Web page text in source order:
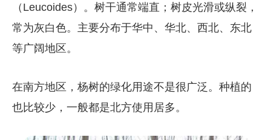
（Leucoides）。树干通常端直；树皮光滑或纵裂，
常为灰白色。主要分布于华中、华北、西北、东北
等广阔地区。
在南方地区，杨树的绿化用途不是很广泛。种植的
也比较少，一般都是北方使用居多。